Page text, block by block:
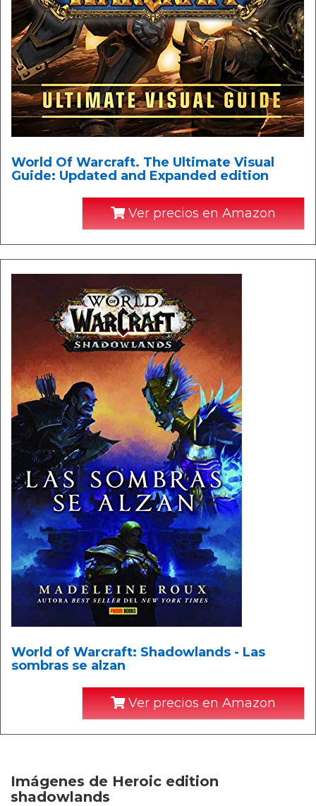
World Of Warcraft. The Ultimate Visual
Guide: Updated and Expanded edition
Ver precios en Amazon
World of Warcraft: Shadowlands - Las
sombras se alzan
Ver precios en Amazon
Imágenes de Heroic edition
shadowlands